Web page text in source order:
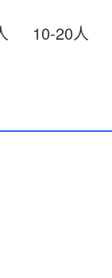
10-20人